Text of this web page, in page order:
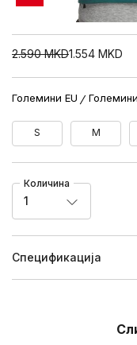
2.590 MKD1.554 MKD
Големини EU Големини
S M
Количина
1
Спецификацијa